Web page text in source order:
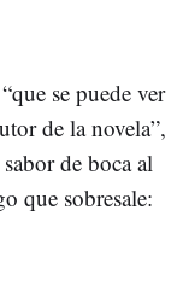
se puede ver
de la novela”,
de boca al
que sobresale: